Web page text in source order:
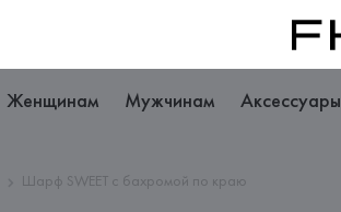
Женщинам Мужчинам Аксессуары
Шарф SWEET с бахромой по краю